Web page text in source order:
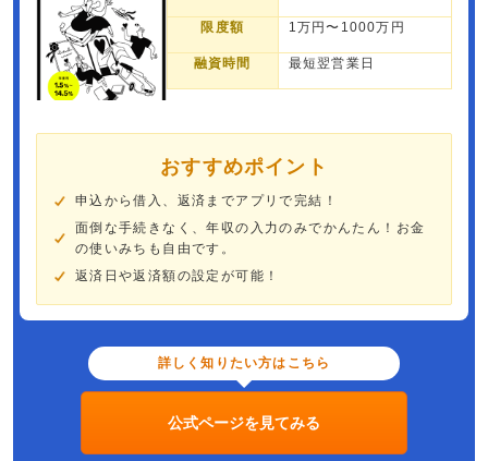
限度額 1万円〜1000万円
融資時間 最短翌営業日
おすすめポイント
申込から借入、返済までアプリで完結！
面倒な手続きなく、年収の入力のみでかんたん！お金
の使いみちも自由です​。
返済日や返済額の設定が可能！
詳しく知りたい方はこちら
公式ページを見てみる